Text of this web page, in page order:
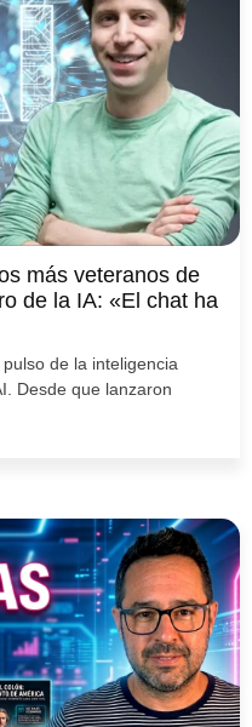
más veteranos de
de la IA: «El chat ha
de la inteligencia
Desde que lanzaron